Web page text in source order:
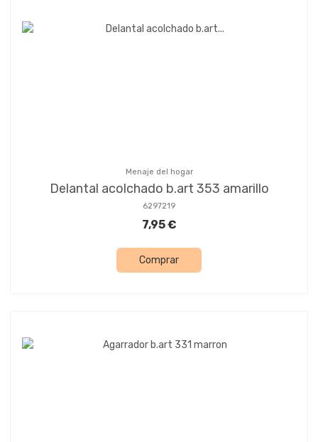
Menaje del hogar
Delantal acolchado b.art 353 amarillo
6297219
7,95 €
Comprar